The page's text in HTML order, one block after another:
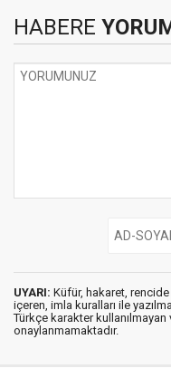
HABERE
UYARI: Küfür, hakaret,
içeren, imla kuralları ile
Türkçe karakter
onaylanmamaktadır.